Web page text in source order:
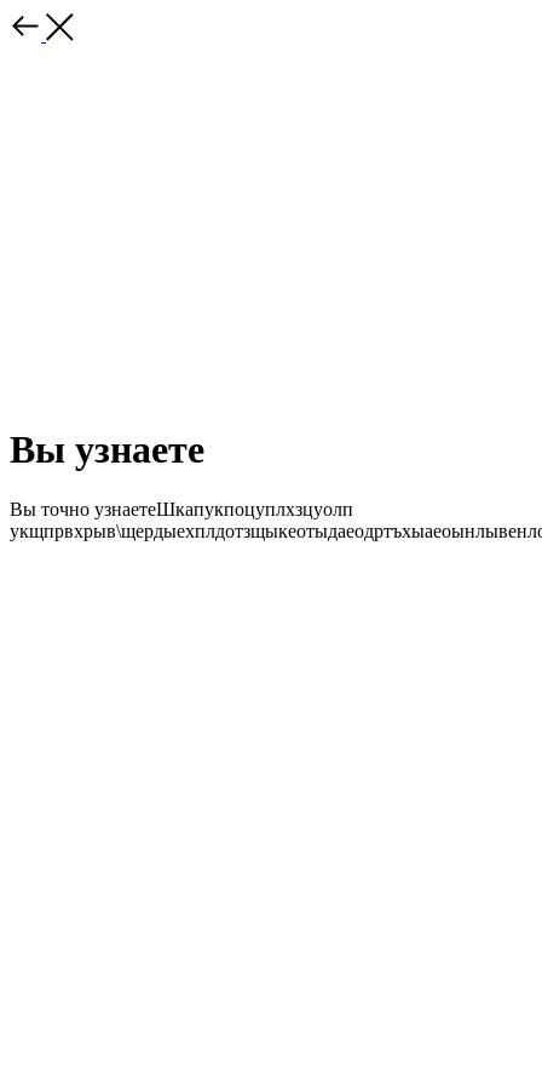
Вы узнаете
Вы точно узнаетеШкапукпоцуплхзцуолп